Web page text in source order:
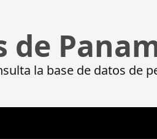
de
la base de datos de